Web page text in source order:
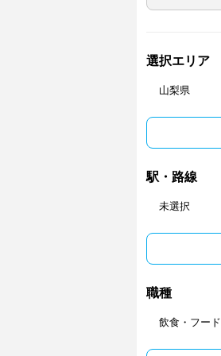
選択エリア
山梨県
駅・路線
未選択
職種
飲食・フード